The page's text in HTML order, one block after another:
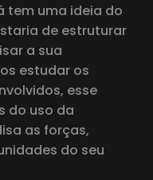
tem uma ideia do
de estruturar
a sua
estudar os
esse
do uso da
as forças,
do seu